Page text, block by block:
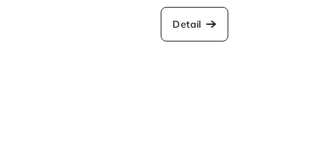
Detail